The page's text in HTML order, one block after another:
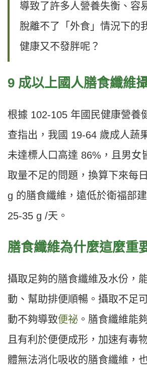
導致了許多人營養失衡、容
脫離不了「外食」情況下的
健康又不發胖呢？
9 成以上國人膳食纖維
根據 102-105 年國民健康營養
查指出，我國 19-64 歲成人蔬
未達標人口高達 86%，且男女
取量不足的問題，換算下來每
g 的膳食纖維，遠低於衛福部
25-35 g /天。
膳食纖維為什麼這麼重
攝取足夠的膳食纖維及水份，
動、幫助排便順暢。攝取不足
動不夠導致便祕 。膳食纖維能
且有利於便便成形，加速有毒
體無法消化吸收的膳食纖維，